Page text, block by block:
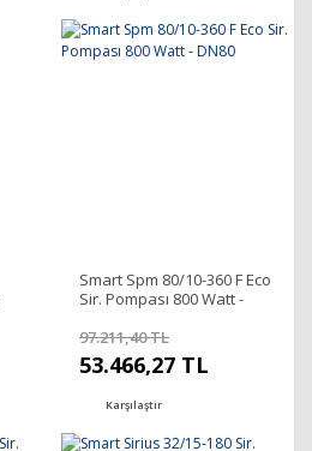
Smart Spm 80/10-360 F Eco
Sir. Pompası 800 Watt -
97.211,40 TL
53.466,27 TL
Karşılaştır